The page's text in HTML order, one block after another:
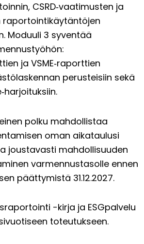
CSRD‑vaatimusten ja
Moduuli 3 syventää
ja VSME‑raporttien
perusteisiin sekä
polku mahdollistaa
oman aikataulusi
joustavasti mahdollisuuden
varmennustasolle ennen
päättymistä 31.12.2027.
-kirja ja ESGpalvelu
toteutukseen.